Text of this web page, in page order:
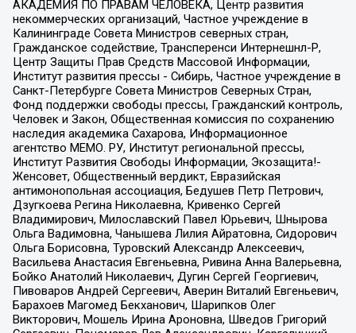
АКАДЕМИЯ ПО ПРАВАМ ЧЕЛОВЕКА, Центр развития
некоммерческих организаций, Частное учреждение в
Калининграде Совета Министров северных стран,
Гражданское содействие, Трансперенси Интернешнл-Р,
Центр Защиты Прав Средств Массовой Информации,
Институт развития прессы - Сибирь, Частное учреждение в
Санкт-Петербурге Совета Министров Северных Стран,
Фонд поддержки свободы прессы, Гражданский контроль,
Человек и Закон, Общественная комиссия по сохранению
наследия академика Сахарова, Информационное
агентство МЕМО. РУ, Институт региональной прессы,
Институт Развития Свободы Информации, Экозащита!-
Женсовет, Общественный вердикт, Евразийская
антимонопольная ассоциация, Бедушев Петр Петрович,
Дзугкоева Регина Николаевна, Кривенко Сергей
Владимирович, Милославский Павел Юрьевич, Шнырова
Ольга Вадимовна, Чанышева Лилия Айратовна, Сидорович
Ольга Борисовна, Туровский Александр Алексеевич,
Васильева Анастасия Евгеньевна, Ривина Анна Валерьевна,
Бойко Анатолий Николаевич, Дугин Сергей Георгиевич,
Пивоваров Андрей Сергеевич, Аверин Виталий Евгеньевич,
Барахоев Магомед Бекханович, Шарипков Олег
Викторович, Мошель Ирина Ароновна, Шведов Григорий